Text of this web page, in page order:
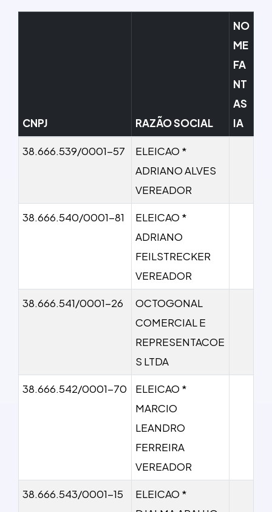
CNPJ RAZÃO SOCIAL
NO
ME
FA
NT
AS
IA
38.666.539/0001-57
ELEICAO *
ADRIANO ALVES
VEREADOR
38.666.540/0001-81
ELEICAO *
ADRIANO
FEILSTRECKER
VEREADOR
38.666.541/0001-26
OCTOGONAL
COMERCIAL E
REPRESENTACOE
S LTDA
38.666.542/0001-70
ELEICAO *
MARCIO
LEANDRO
FERREIRA
VEREADOR
38.666.543/0001-15
ELEICAO *